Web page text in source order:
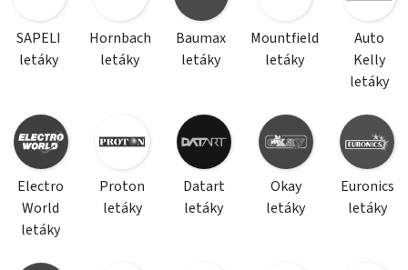
SAPELI
letáky
Hornbach
letáky
Baumax
letáky
Mountfield
letáky
Auto
Kelly
letáky
Electro
World
letáky
Proton
letáky
Datart
letáky
Okay
letáky
Euronics
letáky